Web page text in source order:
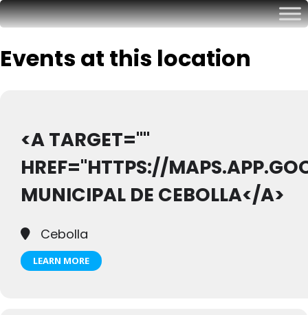
Events at this location
<A TARGET=""
HREF="HTTPS://
MUNICIPAL DE CEBOLLA</A>
Cebolla
LEARN MORE